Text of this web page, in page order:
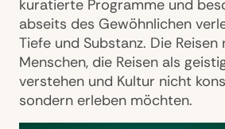
kuratierte Programme und
abseits des Gewöhnlichen
Tiefe und Substanz. Die
Menschen, die Reisen als
verstehen und Kultur nicht
sondern erleben möchten.